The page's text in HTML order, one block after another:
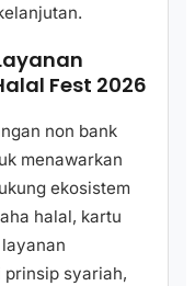
Fest 2026
non bank
menawarkan
ekosistem
halal, kartu
syariah,